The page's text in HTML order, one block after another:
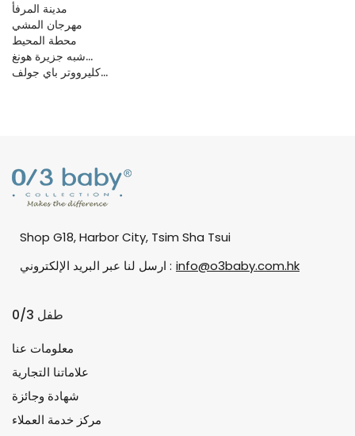
مدينة المرفأ
مهرجان المشي
محطة المحيط
شبه جزيرة هونغ...
كليرووتر باي جولف...
Shop G18, Harbor City, Tsim Sha Tsui
ارسل لنا عبر البريد الإلكتروني : info@o3baby.com.hk
0/3 طفل
معلومات عنا
علاماتنا التجارية
شهادة وجائزة
مركز خدمة العملاء